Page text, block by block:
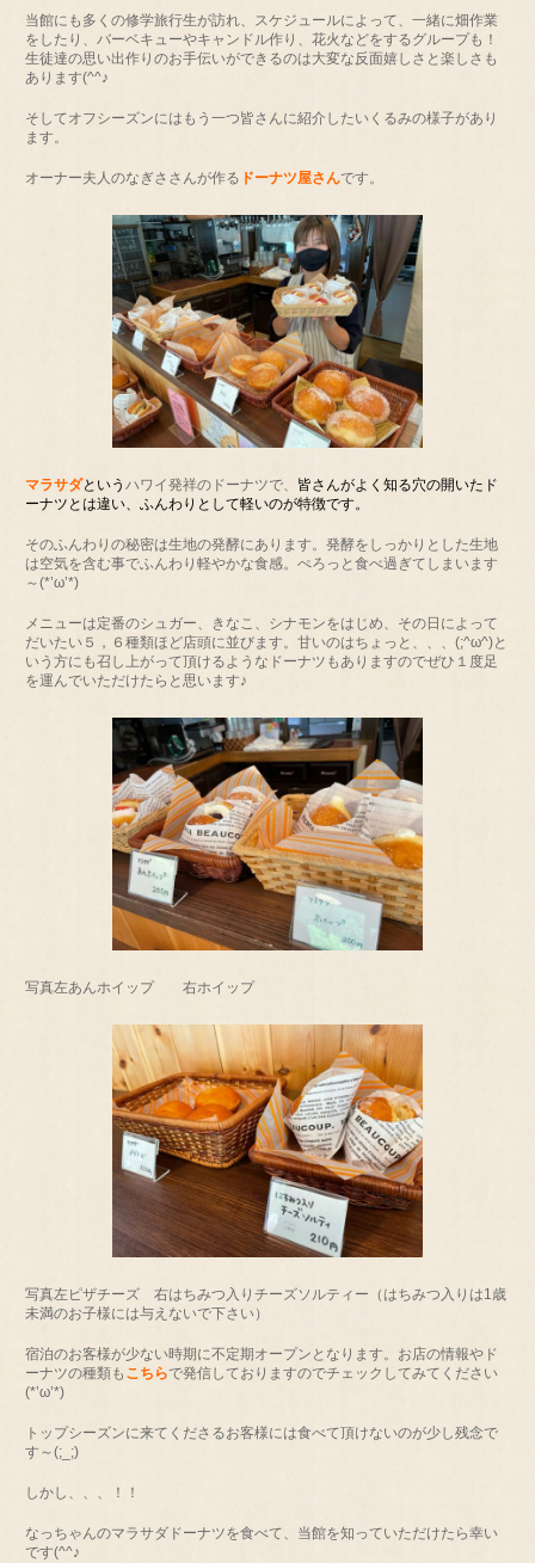
当館にも多くの修学旅行生が訪れ、スケジュールによって、一緒に畑作業
をしたり、バーベキューやキャンドル作り、花火などをするグループも！
生徒達の思い出作りのお手伝いができるのは大変な反面嬉しさと楽しさも
あります(^^♪
そしてオフシーズンにはもう一つ皆さんに紹介したいくるみの様子があり
ます。
オーナー夫人のなぎささんが作る ドーナツ屋さんです。
マラサダというハワイ発祥のドーナツで、 皆さんがよく知る穴の開いたド
ーナツとは違い、ふんわりとして軽いのが特徴です。
そのふんわりの秘密は生地の発酵にあります。発酵をしっかりとした生地
は空気を含む事でふんわり軽やかな食感。ぺろっと食べ過ぎてしまいます
～(*’ω’*)
メニューは定番のシュガー、きなこ、シナモンをはじめ、その日によって
だいたい５，６種類ほど店頭に並びます。甘いのはちょっと、、、(;^ω^)と
いう方にも召し上がって頂けるようなドーナツもありますのでぜひ１度足
を運んでいただけたらと思います♪
写真左あんホイップ 右ホイップ
写真左ピザチーズ 右はちみつ入りチーズソルティー（はちみつ入りは1歳
未満のお子様には与えないで下さい）
宿泊のお客様が少ない時期に不定期オープンとなります。お店の情報やド
ーナツの種類も こちらで発信しておりますのでチェックしてみてください
(*’ω’*)
トップシーズンに来てくださるお客様には食べて頂けないのが少し残念で
す～(;_;)
しかし、、、！！
なっちゃんのマラサダドーナツを食べて、当館を知っていただけたら幸い
です(^^♪